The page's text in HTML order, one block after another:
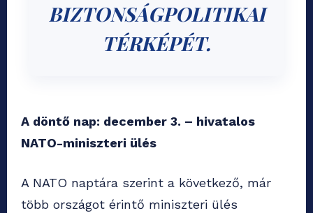
BIZTONSÁGPOLITIKAI
TÉRKÉPÉT.
A döntő nap: december 3. – hivatalos
NATO-miniszteri ülés
A NATO naptára szerint a következő, már
több országot érintő miniszteri ülés